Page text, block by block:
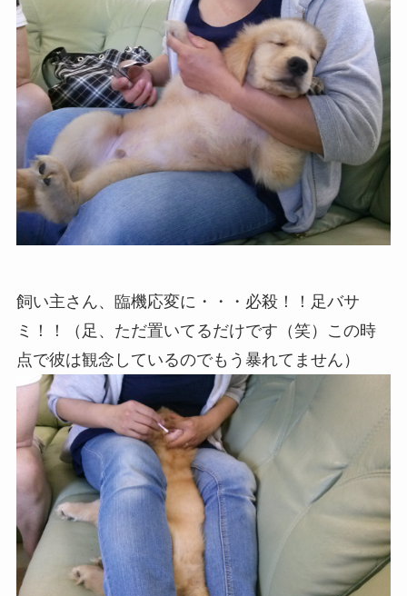
飼い主さん、臨機応変に・・・必殺！！足バサ
ミ！！（足、ただ置いてるだけです（笑）この時
点で彼は観念しているのでもう暴れてません）